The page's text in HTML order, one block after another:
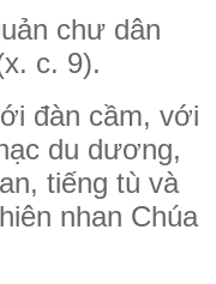
chư dân
c. 9).
đàn cầm, với
du dương,
tiếng tù và
nhan Chúa